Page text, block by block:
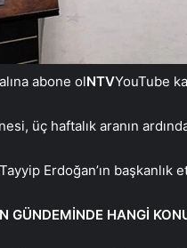
NTVYouTube
üç haftalık aranın
Erdoğan’ın başkanlık
GÜNDEMİNDE HANGİ